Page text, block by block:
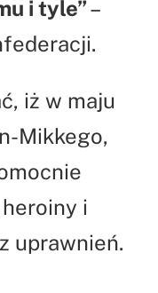
i tyle”–
iż w maju
Mikkego,
i
uprawnień.